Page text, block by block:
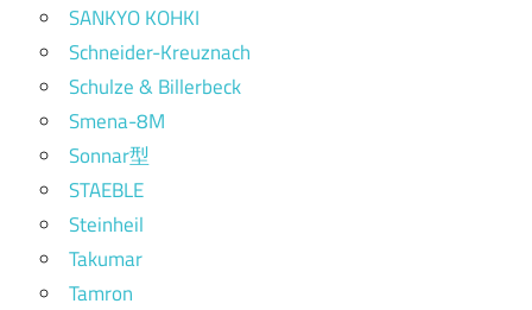
SANKYO KOHKI
Schneider-Kreuznach
Schulze & Billerbeck
Smena-8M
Sonnar型
STAEBLE
Steinheil
Takumar
Tamron